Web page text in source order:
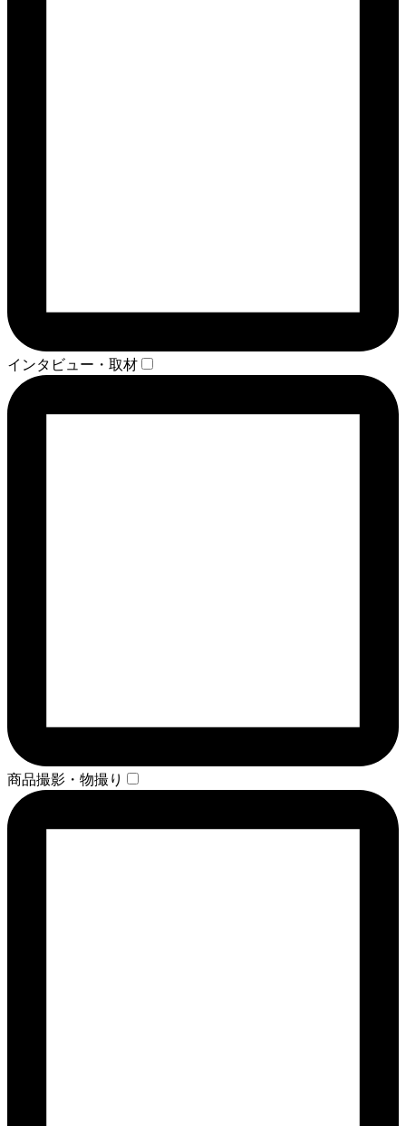
インタビュー・取材
商品撮影・物撮り